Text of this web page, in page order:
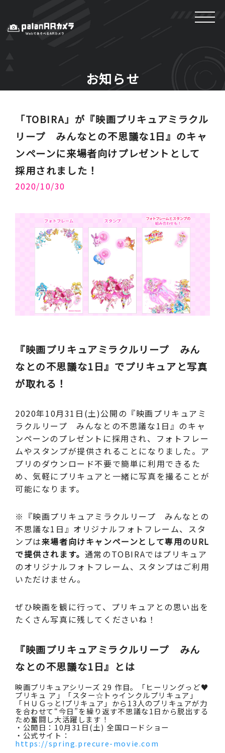
お知らせ
「TOBIRA」が『映画プリキュアミラクル
リープ みんなとの不思議な1日』のキャ
ンペーンに来場者向けプレゼントとして
採用されました！
2020/10/30
『映画プリキュアミラクルリープ みん
なとの不思議な1日』でプリキュアと写真
が取れる！
2020年10月31日(土)公開の『映画プリキュアミ
ラクルリープ みんなとの不思議な1日』のキャ
ンペーンのプレゼントに採用され、フォトフレー
ムやスタンプが提供されることになりました。ア
プリのダウンロード不要で簡単に利用できるた
め、気軽にプリキュアと一緒に写真を撮ることが
可能になります。
※『映画プリキュアミラクルリープ みんなとの
不思議な1日』オリジナルフォトフレーム、スタ
ンプは来場者向けキャンペーンとして専用のURL
で提供されます。 通常のTOBIRAではプリキュア
のオリジナルフォトフレーム、スタンプはご利用
いただけません。
ぜひ映画を観に行って、プリキュアとの思い出を
たくさん写真に残してくださいね！
『映画プリキュアミラクルリープ みん
なとの不思議な1日』とは
映画プリキュアシリーズ 29 作目。「ヒーリングっど♥
プリキュ ア」「スター☆トゥインクルプリキュア」
「ＨＵＧっと!プリキュア」から13人のプリキュアが力
を合わせて“今日”を繰り返す不思議な1日から脱出する
ため奮闘し大活躍します！
・公開日：10月31日(土) 全国ロードショー
・公式サイト：
https://spring.precure-movie.com